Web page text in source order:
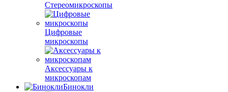
Стереомикроскопы
Цифровые
микроскопы
Аксессуары к
микроскопам
Бинокли